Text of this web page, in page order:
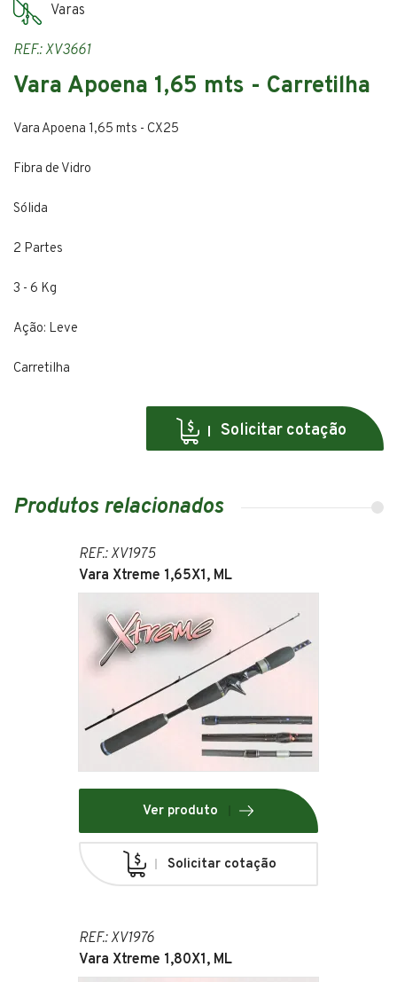
Varas
REF.: XV3661
Vara Apoena 1,65 mts - Carretilha
Vara Apoena 1,65 mts - CX25
Fibra de Vidro
Sólida
2 Partes
3 - 6 Kg
Ação: Leve
Carretilha
Solicitar cotação
Produtos relacionados
REF.: XV1975
Vara Xtreme 1,65X1, ML
Ver produto
Solicitar cotação
REF.: XV1976
Vara Xtreme 1,80X1, ML